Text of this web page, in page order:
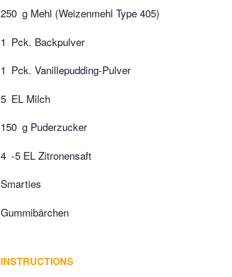
250 g Mehl (Weizenmehl Type 405)
1 Pck. Backpulver
1 Pck. Vanillepudding-Pulver
5 EL Milch
150 g Puderzucker
4 -5 EL Zitronensaft
Smarties
Gummibärchen
INSTRUCTIONS